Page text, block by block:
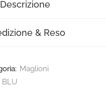
Descrizione
& Reso
Maglioni
BLU